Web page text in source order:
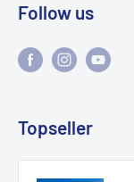
Follow us
Topseller